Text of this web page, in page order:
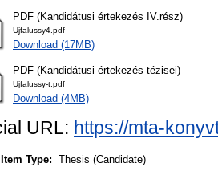
PDF (Kandidátusi értekezés IV.rész)
Ujfalussy4.pdf
Download (17MB)
PDF (Kandidátusi értekezés tézisei)
Ujfalussy-t.pdf
Download (4MB)
URL: https://mta-
Item Type: Thesis (Candidate)